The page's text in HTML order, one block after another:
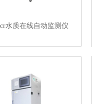
水质在线自动监测仪